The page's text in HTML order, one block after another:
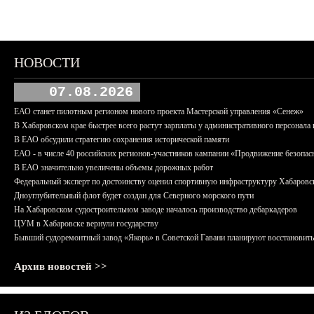
НОВОСТИ
07.08.2026
ЕАО станет пилотным регионом нового проекта Мастерской управления «Сенеж»
В Хабаровском крае быстрее всего растут зарплаты у административного персонала
В ЕАО обсудили стратегию сохранения исторической памяти
ЕАО - в числе 40 российских регионов-участников кампании «Продвижение
В ЕАО значительно увеличены объемы дорожных работ
Федеральный эксперт по достоинству оценил спортивную инфраструктуру
Дноуглубительный флот будет создан для Северного морского пути
На Хабаровском судостроительном заводе началось производство дебаркадеров
ЦУМ в Хабаровске вернули государству
Бывший судоремонтный завод «Якорь» в Советской Гавани планируют восстановить
Архив новостей >>